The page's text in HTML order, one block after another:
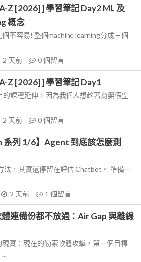
Z [2026] ] 學習筆記 Day2 ML 及
概念
不容易! 整個machine learning分成三個
2 天前 0個留言
Z [2026] ] 學習筆記 Day1
的課程延伸，因為我個人想趁著育嬰假空
2 天前 0個留言
系列 1/6】Agent 到底該怎麼測
法，其實還停留在評估 Chatbot。 準備一
2 天前 1 個留言
連備份都不放過：Air Gap 與離線
實：現在的勒索軟體攻擊，第一個目標